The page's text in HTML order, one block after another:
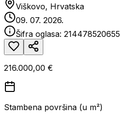
Viškovo, Hrvatska
09. 07. 2026.
Šifra oglasa: 214478520655
216.000,00 €
Stambena površina (u m²)